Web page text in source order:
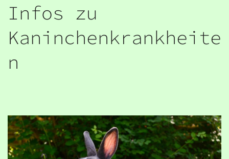
Infos zu
Kaninchenkrankheite
n